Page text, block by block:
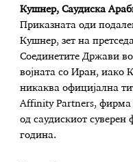
Кушнер, Саудиска
Приказната оди
Кушнер, зет на
Соединетите Држави
војната со Иран, иако
никаква официјална
Affinity Partners, фирма
од саудискиот суверен
година.